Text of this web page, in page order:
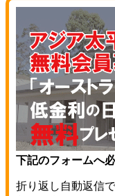
下記のフォームへ
折り返し自動返信